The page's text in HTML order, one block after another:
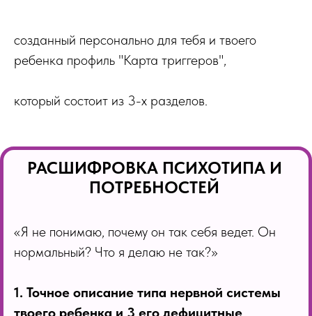
созданный персонально для тебя и твоего
ребенка профиль "Карта триггеров",
который состоит из 3-х разделов.
РАСШИФРОВКА ПСИХОТИПА И
ПОТРЕБНОСТЕЙ
«Я не понимаю, почему он так себя ведет. Он
нормальный? Что я делаю не так?»
1. Точное описание типа нервной системы
твоего ребенка и 3 его дефицитные